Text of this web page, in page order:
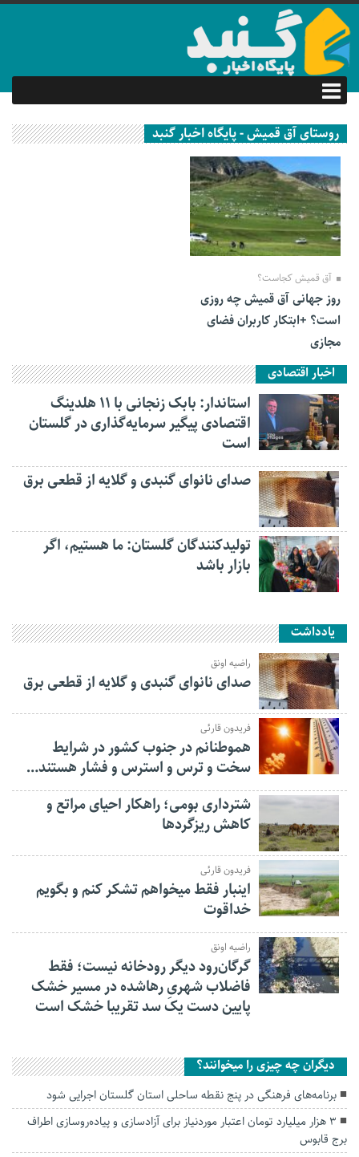
روستای آق قمیش - پایگاه اخبار گنبد
09 اسفند 1401
آق قمیش کجاست؟
روز جهانی آق قمیش چه روزی
است؟ +ابتکار کاربران فضای
مجازی
اخبار اقتصادی
استاندار: بابک زنجانی با ۱۱ هلدینگ
اقتصادی پیگیر سرمایه‌گذاری در گلستان
است
صدای نانوای گنبدی و گلایه از قطعی برق
تولیدکنندگان گلستان: ما هستیم، اگر
بازار باشد
یادداشت
راضیه اونق
صدای نانوای گنبدی و گلایه از قطعی برق
فریدون قارئی
هموطنانم در جنوب کشور در شرایط
سخت و ترس و استرس و فشار هستند…
شترداری بومی؛ راهکار احیای مراتع و
کاهش ریزگردها
فریدون قارئی
اینبار فقط میخواهم تشکر کنم و بگویم
خداقوت
راضیه اونق
گرگان‌رود دیگر رودخانه نیست؛ فقط
فاضلاب شهریِ رهاشده در مسیر خشک
پایین دست یک سد تقریبا خشک است
دیگران چه چیزی را میخوانند؟
برنامه‌های فرهنگی در پنج نقطه ساحلی استان گلستان اجرایی شود
۳ هزار میلیارد تومان اعتبار موردنیاز برای آزادسازی و پیاده‌روسازی اطراف
برج قابوس